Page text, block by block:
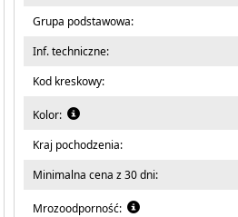
Grupa podstawowa:
Inf. techniczne:
Kod kreskowy:
Kolor:
Kraj pochodzenia:
Minimalna cena z 30 dni:
Mrozoodporność: